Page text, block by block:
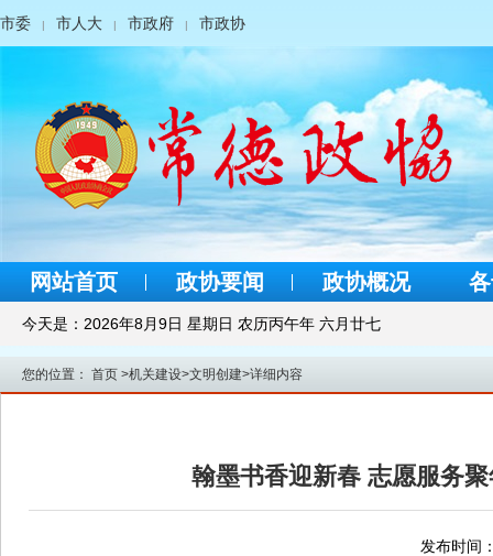
市委 | 市人大 | 市政府 | 市政协
网站首页 政协要闻 政协概况
今天是： 2026年8月9日 星期日 农历丙午年 六月廿七
您的位置： 首页 >机关建设>文明创建>详细内容
翰墨书香迎新春 志愿服务
发布时间